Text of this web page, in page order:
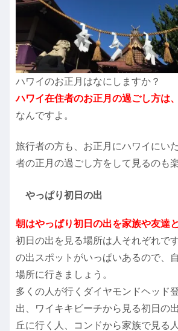
ハワイのお正月はなにしますか？
ハワイ在住者のお正月の過ごし方は
なんですよ。
旅行者の方も、お正月にハワイにい
者の正月の過ごし方をして見るのも
やっぱり初日の出
朝はやっぱり初日の出を家族や友達
初日の出を見る場所は人それぞれで
の出スポットがいっぱいあるので、
場所に行きましょう。
多くの人が行くダイヤモンドヘッド
出、ワイキキビーチから見る初日の
丘に行く人、コンドから家族で見る